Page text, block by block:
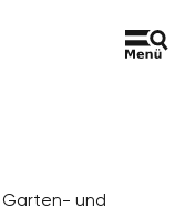
Garten- und